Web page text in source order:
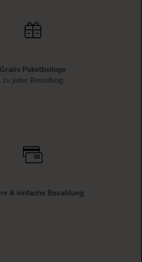
Gratis Paketbeilage
zu jeder Bestellung
& einfache Bezahlung